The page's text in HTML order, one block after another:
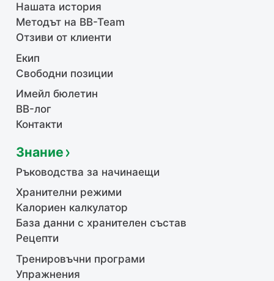
Нашата история
Методът на BB-Team
Отзиви от клиенти
Екип
Свободни позиции
Имейл бюлетин
BB-лог
Контакти
Знание
Ръководства за начинаещи
Хранителни режими
Калориен калкулатор
База данни с хранителен състав
Рецепти
Тренировъчни програми
Упражнения